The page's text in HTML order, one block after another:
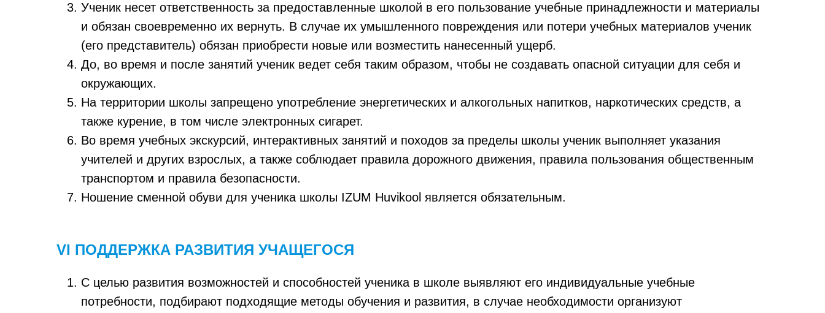
Ученик несет ответственность за предоставленные школой в его пользование учебные принадлежности и материалы
и обязан своевременно их вернуть. В случае их умышленного повреждения или потери учебных материалов ученик
(его представитель) обязан приобрести новые или возместить нанесенный ущерб.
До, во время и после занятий ученик ведет себя таким образом, чтобы не создавать опасной ситуации для себя и
окружающих.
На территории школы запрещено употребление энергетических и алкогольных напитков, наркотических средств, а
также курение, в том числе электронных сигарет.
Во время учебных экскурсий, интерактивных занятий и походов за пределы школы ученик выполняет указания
учителей и других взрослых, а также соблюдает правила дорожного движения, правила пользования общественным
транспортом и правила безопасности.
Ношение сменной обуви для ученика школы IZUM Huvikool является обязательным.
VI ПОДДЕРЖКА РАЗВИТИЯ УЧАЩЕГОСЯ
С целью развития возможностей и способностей ученика в школе выявляют его индивидуальные учебные
потребности, подбирают подходящие методы обучения и развития, в случае необходимости организуют